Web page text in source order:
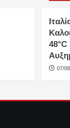
07/